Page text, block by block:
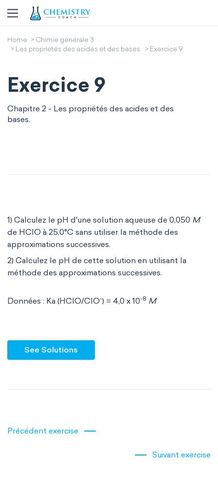
Home
Chimie générale 3
Les propriétés des acides et des bases.
Exercice 9
Exercice 9
Chapitre 2 - Les propriétés des acides et des
bases.
1) Calculez le pH d'une solution aqueuse de 0,050 M
de HClO à 25,0°C sans utiliser la méthode des
approximations successives.
2) Calculez le pH de cette solution en utilisant la
méthode des approximations successives.
Données : Ka (HClO/ClO-) = 4,0 x 10-8 M
See Solutions
Précédent exercise
Suivant exercise